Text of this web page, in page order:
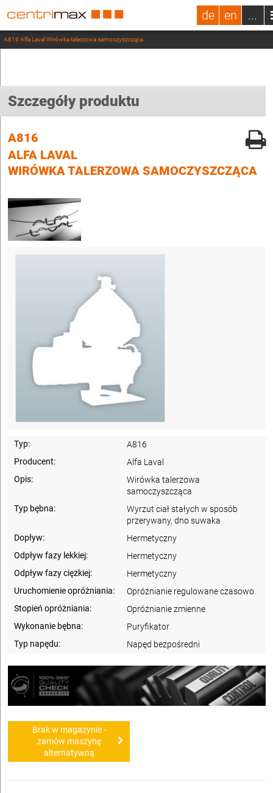
de en ...
A816 Alfa Laval Wirówka talerzowa samoczyszcząca
Szczegóły produktu
A816
ALFA LAVAL
WIRÓWKA TALERZOWA SAMOCZYSZCZĄCA
Typ:
A816
Producent:
Alfa Laval
Opis:
Wirówka talerzowa
samoczyszcząca
Typ bębna:
Wyrzut ciał stałych w sposób
przerywany, dno suwaka
Dopływ:
Hermetyczny
Odpływ fazy lekkiej:
Hermetyczny
Odpływ fazy ciężkiej:
Hermetyczny
Uruchomienie opróżniania:
Opróżnianie regulowane czasowo
Stopień opróżniania:
Opróżnianie zmienne
Wykonanie bębna:
Puryfikator
Typ napędu:
Napęd bezpośredni
Brak w magazynie -
zamów maszynę
alternatywną